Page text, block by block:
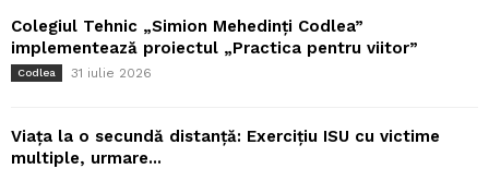
Colegiul Tehnic „Simion Mehedinți Codlea”
implementează proiectul „Practica pentru viitor”
Codlea 31 iulie 2026
Viața la o secundă distanță: Exercițiu ISU cu victime
multiple, urmare...